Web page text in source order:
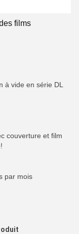
films
à vide en série DL
couverture et film
par mois